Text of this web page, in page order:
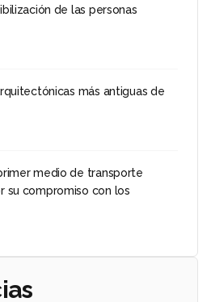
de las personas
más antiguas de
medio de transporte
su compromiso con los